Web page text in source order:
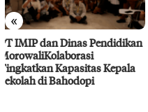
«
YAMAHA DAN LOOP CIRCLE
HADIRKAN GIVEAWAY
GRAND FILANO HYBRID
UNTUK MASYARAKAT PALU